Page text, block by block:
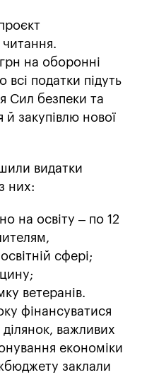
на оборонні
податки підуть
Сил безпеки та
закупівлю нової
видатки
них:
на освіту – по 12
сфері;
ветеранів.
фінансуватися
важливих
економіки
заклали